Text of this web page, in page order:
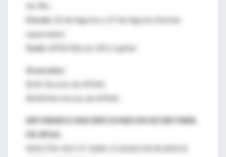
las 9hs .
Desde:
26 de Agosto y 27 de Agosto (fechas
especiales)
Sede:
APSA Rincón 355 Capital
Aranceles:
$ 60 (Socios de APSA)
$100 (No Socios de APSA)
INFORMES E INSCRIPCIONES EN SECRETARÍA
DE APSA:
RINCÓN 355 CP 1004. CIUDAD DE BUENOS